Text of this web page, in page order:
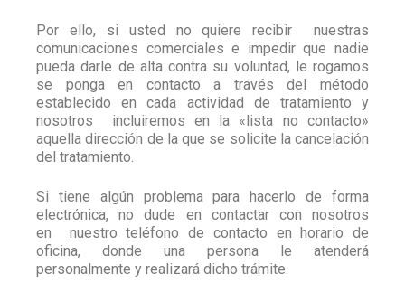
Por ello, si usted no quiere recibir
nuestras
comunicaciones comerciales e impedir que nadie
pueda darle de alta contra su voluntad, le rogamos
se ponga en contacto a través del método
establecido en cada actividad de tratamiento y
nosotros
incluiremos en la «lista no contacto»
aquella dirección de la que se solicite la cancelación
del tratamiento.
Si tiene algún problema para hacerlo de forma
electrónica, no dude en contactar con nosotros
en
nuestro teléfono de contacto en horario de
oficina, donde una persona le atenderá
personalmente y realizará dicho trámite.